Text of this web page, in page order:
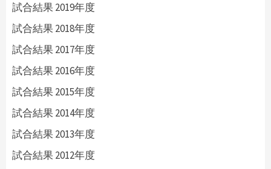
試合結果 2019年度
試合結果 2018年度
試合結果 2017年度
試合結果 2016年度
試合結果 2015年度
試合結果 2014年度
試合結果 2013年度
試合結果 2012年度